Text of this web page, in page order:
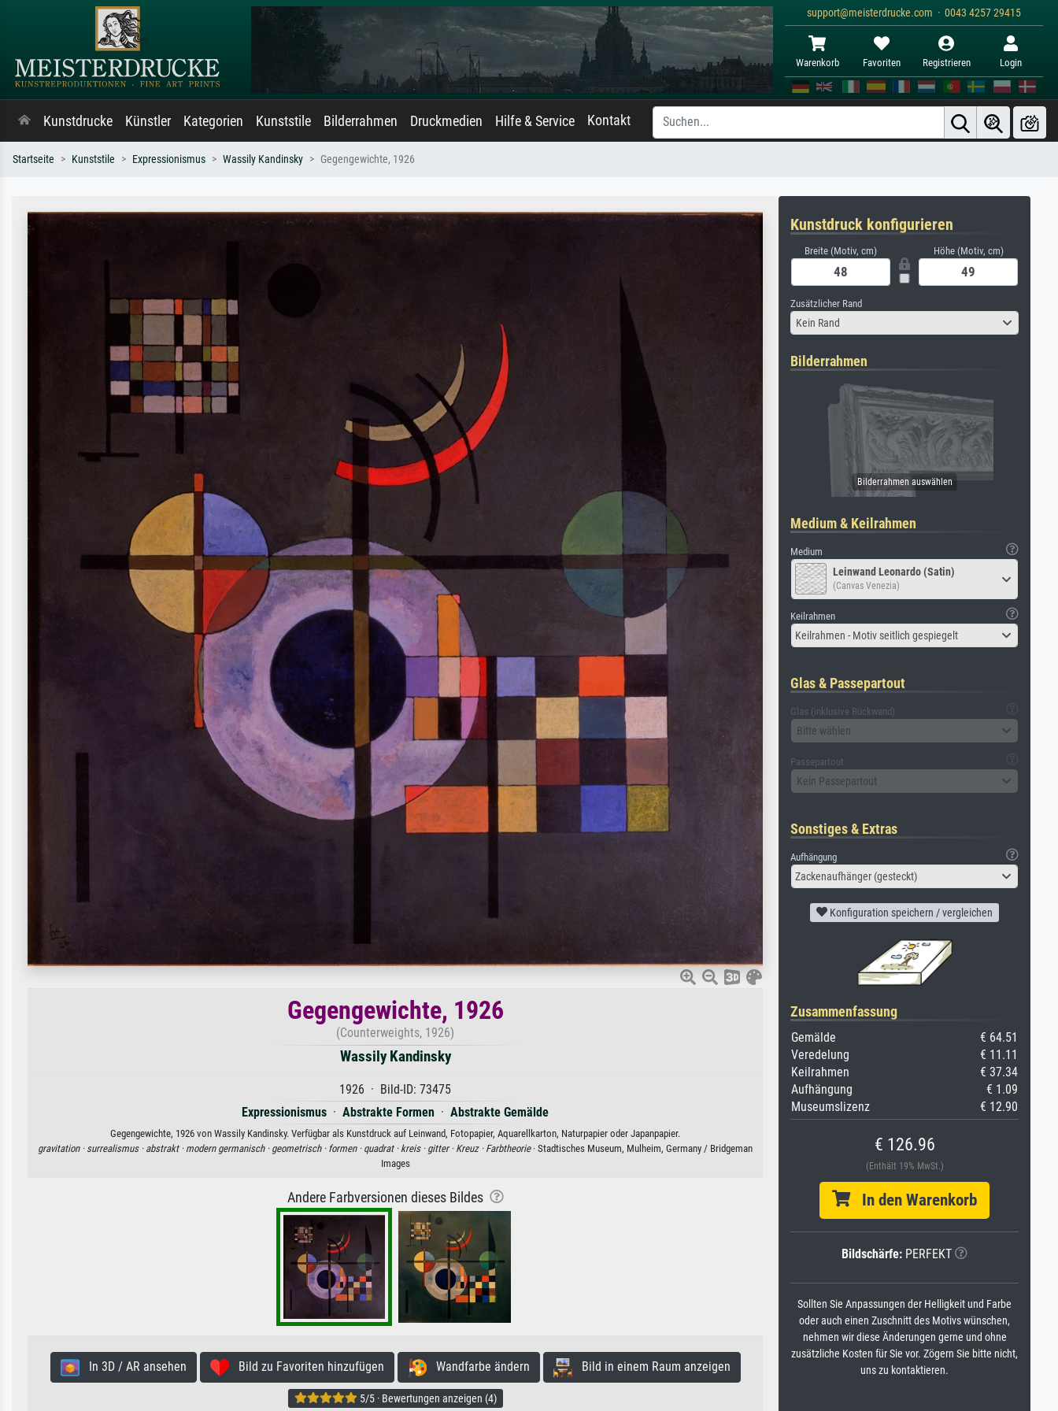
support@meisterdrucke.com · 0043 4257 29415
Warenkorb Favoriten Registrieren Login
Kunstdrucke Künstler Kategorien Kunststile Bilderrahmen Druckmedien Hilfe & Service Kontakt
Startseite Kunststile Expressionismus Wassily Kandinsky Gegengewichte, 1926
Gegengewichte, 1926
(Counterweights, 1926)
Wassily Kandinsky
1926 · Bild-ID: 73475
Expressionismus · Abstrakte Formen · Abstrakte Gemälde
Gegengewichte, 1926 von Wassily Kandinsky. Verfügbar als Kunstdruck auf Leinwand, Fotopapier, Aquarellkarton, Naturpapier oder Japanpapier.
gravitation · surrealismus · abstrakt · modern germanisch · geometrisch · formen · quadrat · kreis · gitter · Kreuz · Farbtheorie· Stadtisches Museum, Mulheim, Germany / Bridgeman
Images
Andere Farbversionen dieses Bildes
In 3D / AR ansehen Bild zu Favoriten hinzufügen Wandfarbe ändern Bild in einem Raum anzeigen
5/5 · Bewertungen anzeigen (4)
Kunstdruck konfigurieren
Breite (Motiv, cm) Höhe (Motiv, cm)
Zusätzlicher Rand
Kein Rand
Bilderrahmen
Medium & Keilrahmen
Medium
Leinwand Leonardo (Satin)
(Canvas Venezia)
Keilrahmen
Keilrahmen - Motiv seitlich gespiegelt
Glas & Passepartout
Glas (inklusive Rückwand)
Bitte wählen
Passepartout
Kein Passepartout
Sonstiges & Extras
Aufhängung
Zackenaufhänger (gesteckt)
Konfiguration speichern / vergleichen
Zusammenfassung
Gemälde
€ 64.51
Veredelung
€ 11.11
Keilrahmen
€ 37.34
Aufhängung
€ 1.09
Museumslizenz
€ 12.90
€ 126.96
(Enthält 19% MwSt.)
In den Warenkorb
Bildschärfe: PERFEKT
Sollten Sie Anpassungen der Helligkeit und Farbe
oder auch einen Zuschnitt des Motivs wünschen,
nehmen wir diese Änderungen gerne und ohne
zusätzliche Kosten für Sie vor. Zögern Sie bitte nicht,
uns zu kontaktieren.